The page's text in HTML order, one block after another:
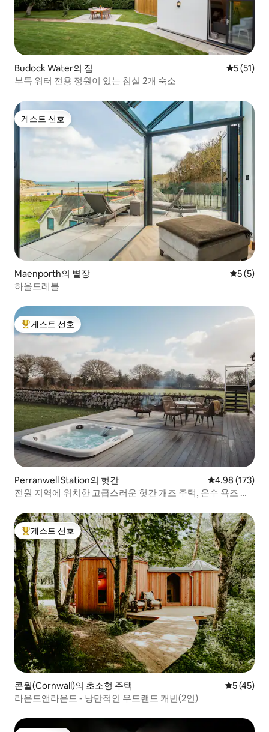
Budock Water의 집 평점 5점
5 (51)
부독 워터 전용 정원이 있는 침실 2개 숙소
게스트 선호
게스트 선호
Maenporth의 별장 평점 5점
5 (5)
하울드레블
상위 게스트 선호
게스트 선호
Perranwell Station의 헛간 평점 4.98점(5
4.98 (173)
전원 지역에 위치한 고급스러운 헛간 개조 주택, 온수 욕조 구
상위 게스트 선호
게스트 선호
콘월(Cornwall)의 초소형 주택 평점 5점
5 (45)
라운드앤라운드 - 낭만적인 우드랜드 캐빈(2인)